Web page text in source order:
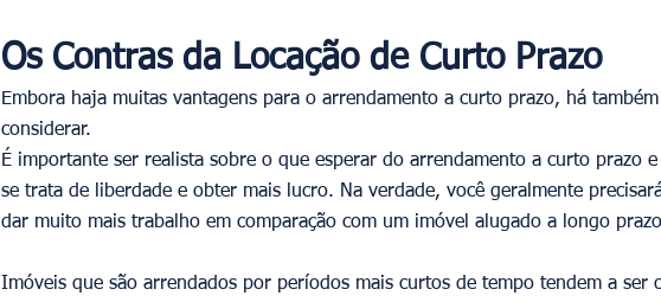
Os Contras da Locação de Curto Prazo
Embora haja muitas vantagens para o arrendamento a curto prazo, há
considerar.
É importante ser realista sobre o que esperar do arrendamento a curto prazo
se trata de liberdade e obter mais lucro. Na verdade, você geralmente
dar muito mais trabalho em comparação com um imóvel alugado a longo
Imóveis que são arrendados por períodos mais curtos de tempo tendem a ser